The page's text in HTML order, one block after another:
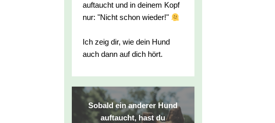
auftaucht und in deinem Kopf
nur: "Nicht schon wieder!"
Ich zeig dir, wie dein Hund
auch dann auf dich hört.
Sobald ein anderer Hund
auftaucht, hast du